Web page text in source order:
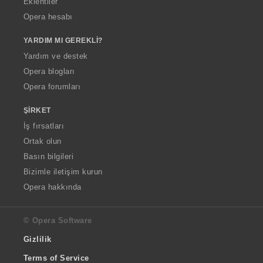
Opera hesabı
YARDIM MI GEREKLI?
Yardım ve destek
Opera blogları
Opera forumları
ŞIRKET
İş fırsatları
Ortak olun
Basın bilgileri
Bizimle iletişim kurun
Opera hakkında
© Opera Software
Gizlilik
Terms of Service